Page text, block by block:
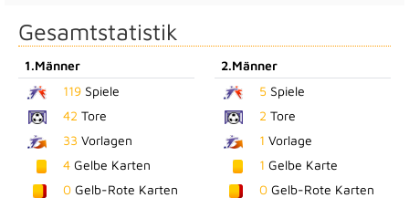
Gesamtstatistik
1.Männer
119 Spiele
42 Tore
33 Vorlagen
4 Gelbe Karten
0 Gelb-Rote Karten
2.Männer
5 Spiele
2 Tore
1 Vorlage
1 Gelbe Karte
0Gelb-Rote Karten